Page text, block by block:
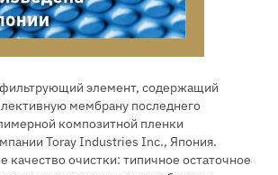
элемент, содержащий
мембрану последнего
композитной пленки
Toray Industries Inc., Япония.
качество очистки: типичное остаточное